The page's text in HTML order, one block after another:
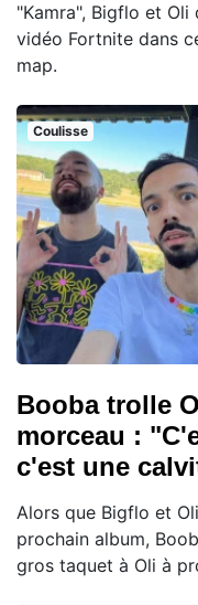
"Kamra", Bigflo et
vidéo Fortnite dans
map.
Coulisse
Booba trolle
morceau :
c'est une
Alors que Bigflo et
prochain album,
gros taquet à Oli à